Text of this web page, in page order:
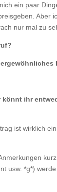
ein paar
Aber
nur mal zu
könnt ihr
ist wirklich
usw. *g*)